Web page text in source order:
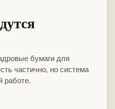
бумаги для
частично, но система
работе.